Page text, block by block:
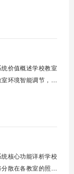
配多媒体教学、考
智能光感调节1. 动
外照度参数。光照
价值概述学校教室
环境智能调节，提
程监控运行状态，
统一管控，减少人
备使用寿命，节约
核心功能详析学校
散在各教室的照明